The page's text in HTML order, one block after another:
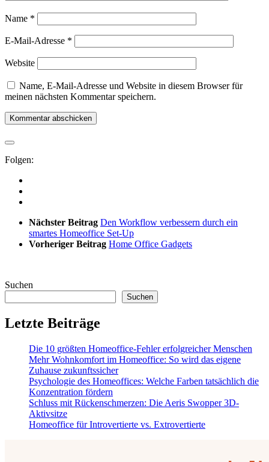
Name *
E-Mail-Adresse *
Website
Name, E-Mail-Adresse und Website in diesem Browser für
meinen nächsten Kommentar speichern.
Folgen:
Nächster Beitrag Den Workflow verbessern durch ein
smartes Homeoffice Set-Up
Vorheriger Beitrag Home Office Gadgets
Suchen
Suchen
Letzte Beiträge
Die 10 größten Homeoffice-Fehler erfolgreicher Menschen
Mehr Wohnkomfort im Homeoffice: So wird das eigene
Zuhause zukunftssicher
Psychologie des Homeoffices: Welche Farben tatsächlich die
Konzentration fördern
Schluss mit Rückenschmerzen: Die Aeris Swopper 3D-
Aktivsitze
Homeoffice für Introvertierte vs. Extrovertierte